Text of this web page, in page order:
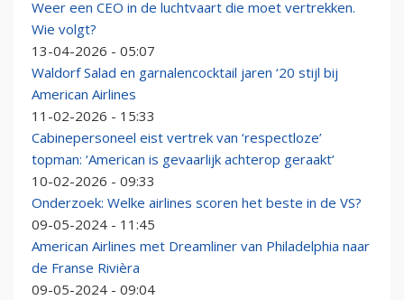
Weer een CEO in de luchtvaart die moet vertrekken.
Wie volgt?
13-04-2026 - 05:07
Waldorf Salad en garnalencocktail jaren ‘20 stijl bij
American Airlines
11-02-2026 - 15:33
Cabinepersoneel eist vertrek van ‘respectloze’
topman: ‘American is gevaarlijk achterop geraakt’
10-02-2026 - 09:33
Onderzoek: Welke airlines scoren het beste in de VS?
09-05-2024 - 11:45
American Airlines met Dreamliner van Philadelphia naar
de Franse Rivièra
09-05-2024 - 09:04